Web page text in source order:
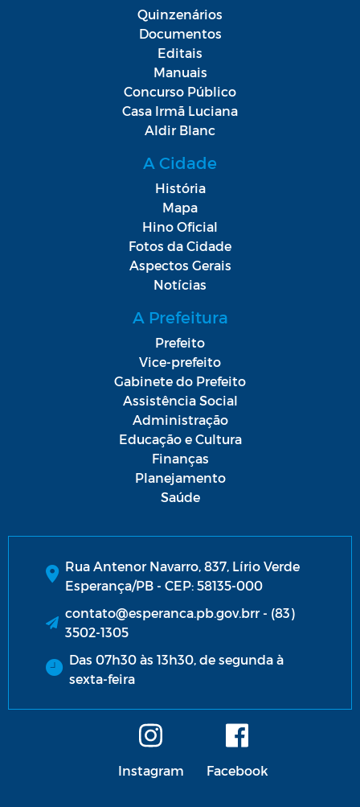
Quinzenários
Documentos
Editais
Manuais
Concurso Público
Casa Irmã Luciana
Aldir Blanc
A Cidade
História
Mapa
Hino Oficial
Fotos da Cidade
Aspectos Gerais
Notícias
A Prefeitura
Prefeito
Vice-prefeito
Gabinete do Prefeito
Assistência Social
Administração
Educação e Cultura
Finanças
Planejamento
Saúde
Rua Antenor Navarro, 837, Lírio Verde
Esperança/PB - CEP: 58135-000
contato@esperanca.pb.gov.brr - (83)
3502-1305
Das 07h30 às 13h30, de segunda à
sexta-feira
Instagram Facebook